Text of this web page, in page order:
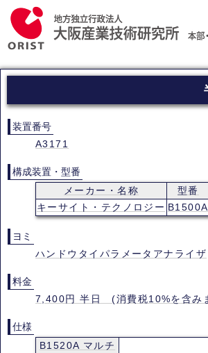
装置番号
A3171
構成装置・型番
メーカー・名称
型番
キーサイト・テクノロジー B1500A
ヨミ
ハンドウタイパラメータアナライザ
料金
7,400円 半日 (消費税10%を含み
仕様
B1520A マルチ